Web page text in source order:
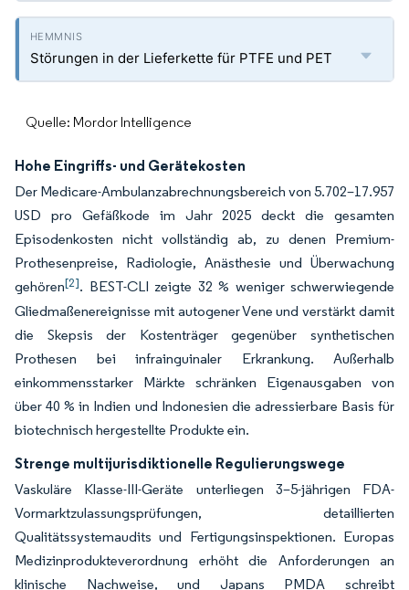
Störungen in der Lieferkette für PTFE und PET
Quelle: Mordor Intelligence
Hohe Eingriffs- und Gerätekosten
Der Medicare-Ambulanzabrechnungsbereich von 5.702–17.957
USD pro Gefäßkode im Jahr 2025 deckt die gesamten
Episodenkosten nicht vollständig ab, zu denen Premium-
Prothesenpreise, Radiologie, Anästhesie und Überwachung
gehören[2]. BEST-CLI zeigte 32 % weniger schwerwiegende
Gliedmaßenereignisse mit autogener Vene und verstärkt damit
die Skepsis der Kostenträger gegenüber synthetischen
Prothesen bei infrainguinaler Erkrankung. Außerhalb
einkommensstarker Märkte schränken Eigenausgaben von
über 40 % in Indien und Indonesien die adressierbare Basis für
biotechnisch hergestellte Produkte ein.
Strenge multijurisdiktionelle Regulierungswege
Vaskuläre Klasse-III-Geräte unterliegen 3–5-jährigen FDA-
Vormarktzulassungsprüfungen, detaillierten
Qualitätssystemaudits und Fertigungsinspektionen. Europas
Medizinprodukteverordnung erhöht die Anforderungen an
klinische Nachweise, und Japans PMDA schreibt